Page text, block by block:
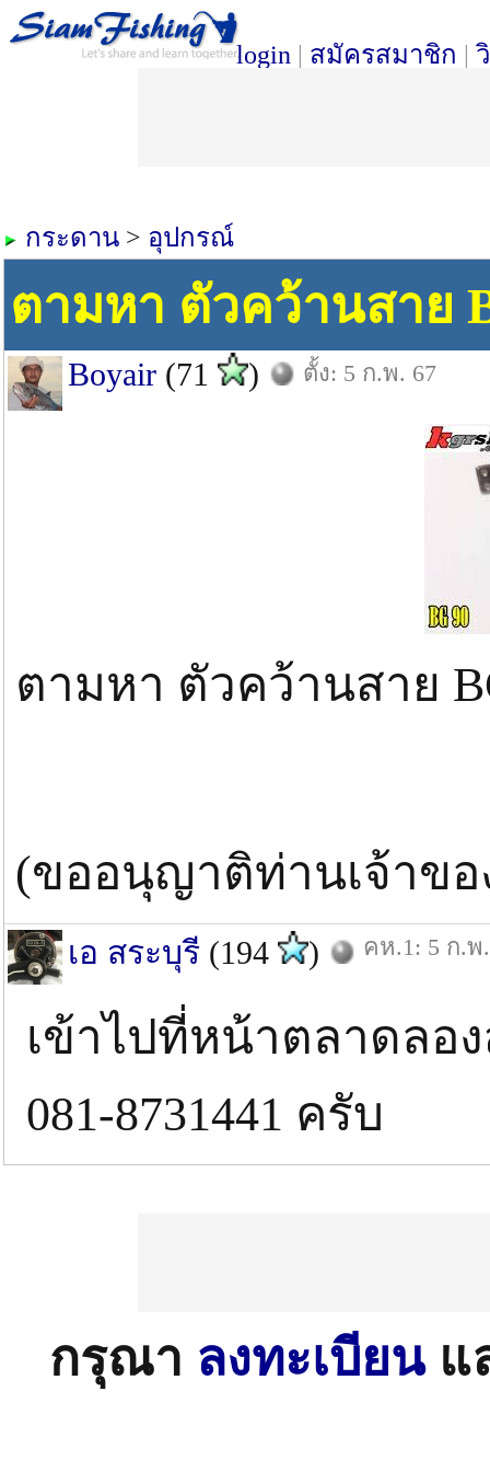
login | สมัครสมาชิก |
กระดาน > อุปกรณ์
ตามหา ตัวคว้านสาย
Boyair (71 ) ตั้ง: 5 ก.พ. 67
ตามหา ตัวคว้านสาย
(ขออนุญาติท่านเจ้าข
เอ สระบุรี (194 ) คห.1: 5 ก.พ
เข้าไปที่หน้าตลาดลอ
081-8731441 ครับ
กรุณา ลงทะเบียนแ